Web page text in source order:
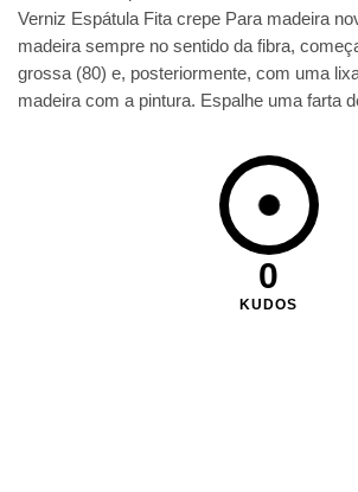
Verniz Espátula Fita crepe Para madeira
madeira sempre no sentido da fibra,
grossa (80) e, posteriormente, com uma
madeira com a pintura. Espalhe uma farta
0
KUDOS